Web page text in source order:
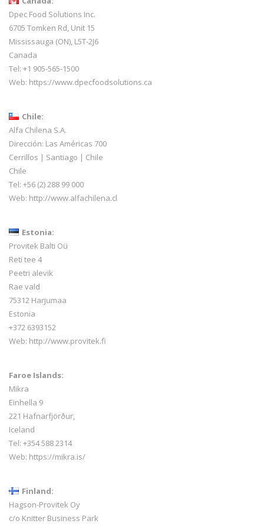
Dpec Food Solutions Inc.
6705 Tomken Rd, Unit 15
Mississauga (ON), L5T-2J6
Canada
Tel: +1 905-565-1500
Web: https://www.dpecfoodsolutions.ca
Chile:
Alfa Chilena S.A.
Dirección: Las Américas 700
Cerrillos | Santiago | Chile
Chile
Tel: +56 (2) 288 99 000
Web: http://www.alfachilena.cl
Estonia:
Provitek Balti Oü
Reti tee 4
Peetri alevik
Rae vald
75312 Harjumaa
Estonia
+372 6393152
Web: http://www.provitek.fi
Faroe Islands:
Mikra
Einhella 9
221 Hafnarfjörður,
Iceland
Tel: +354 588 2314
Web: https://mikra.is/
Finland:
Hagson-Provitek Oy
c/o Knitter Business Park